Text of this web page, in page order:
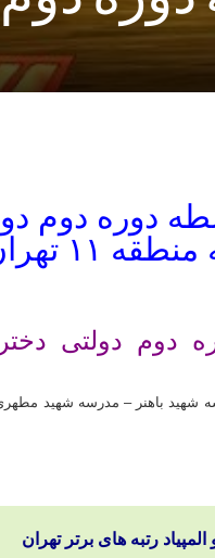
دوره دوم
۱۱ تهران
شهید باهنر – مدرسه شهید
رتبه های برتر تهران